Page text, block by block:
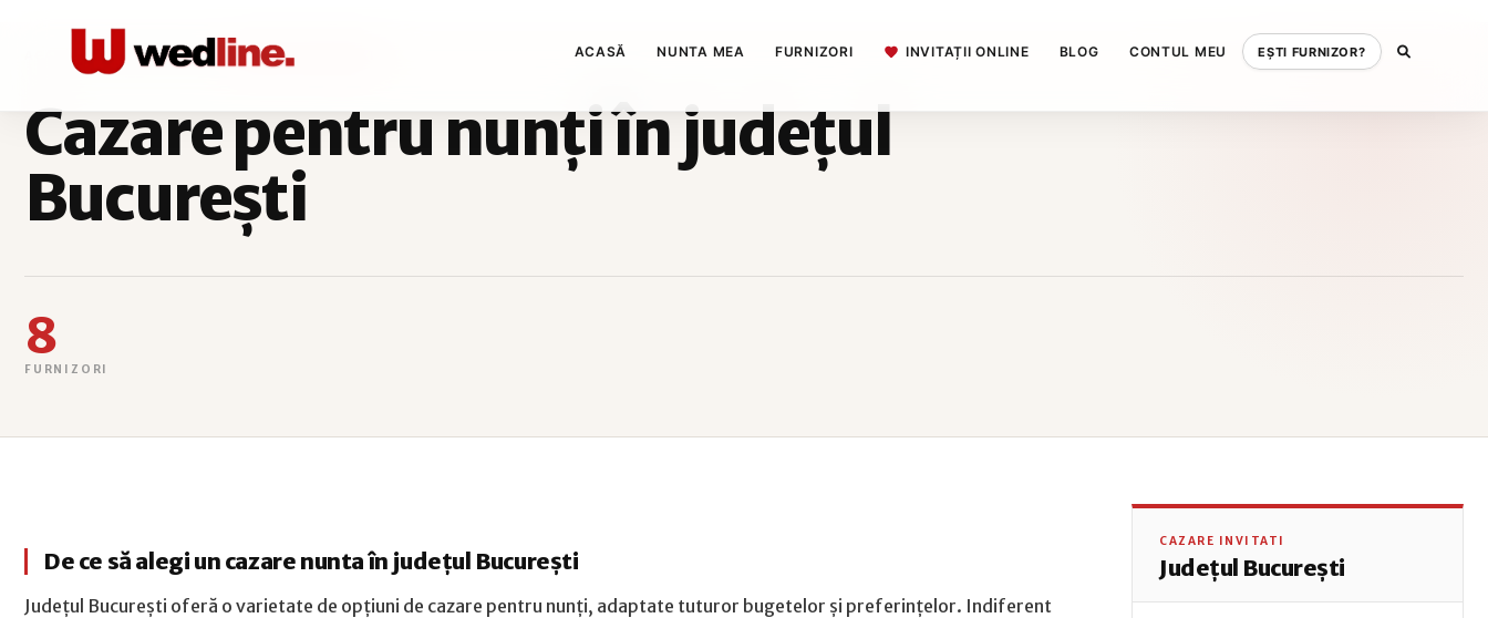
ACASĂ NUNTA MEA FURNIZORI INVITAȚII ONLINE BLOG CONTUL MEU EȘTI FURNIZOR?
CAZARE INVITATI JUDEȚUL BUCUREȘTI
Cazare pentru nunți în județul
București
8
FURNIZORI
De ce să alegi un cazare nunta în județul București
Județul București oferă o varietate de opțiuni de cazare pentru nunți, adaptate tuturor bugetelor și preferințelor. Indiferent
CAZARE INVITATI
Județul București